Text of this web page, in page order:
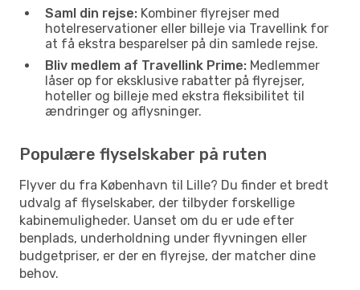
Saml din rejse: Kombiner flyrejser med
hotelreservationer eller billeje via Travellink for
at få ekstra besparelser på din samlede rejse.
Bliv medlem af Travellink Prime: Medlemmer
låser op for eksklusive rabatter på flyrejser,
hoteller og billeje med ekstra fleksibilitet til
ændringer og aflysninger.
Populære flyselskaber på ruten
Flyver du fra København til Lille? Du finder et bredt
udvalg af flyselskaber, der tilbyder forskellige
kabinemuligheder. Uanset om du er ude efter
benplads, underholdning under flyvningen eller
budgetpriser, er der en flyrejse, der matcher dine
behov.